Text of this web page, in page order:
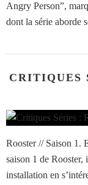
Angry Person”,
dont la série aborde
CRITIQUES
Rooster // Saison 1.
saison 1 de
installation en